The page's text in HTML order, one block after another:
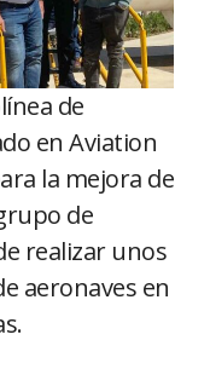
de
en Aviation
la mejora de
de
realizar unos
aeronaves en